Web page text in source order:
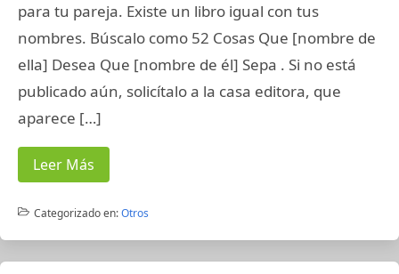
para tu pareja. Existe un libro igual con tus
nombres. Búscalo como 52 Cosas Que [nombre de
ella] Desea Que [nombre de él] Sepa . Si no está
publicado aún, solicítalo a la casa editora, que
aparece […]
Leer Más
Categorizado en:Otros